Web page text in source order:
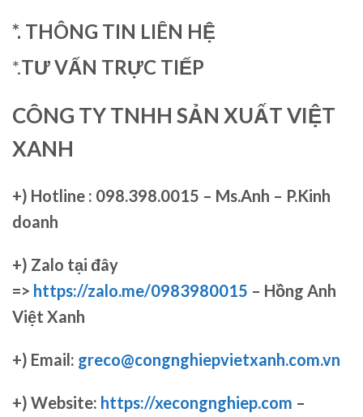
*. THÔNG TIN LIÊN HỆ
*.TƯ VẤN TRỰC TIẾP
CÔNG TY TNHH SẢN XUẤT VIỆT
XANH
+) Hotline : 098.398.0015 – Ms.Anh – P.Kinh
doanh
+) Zalo tại đây
=> https://zalo.me/0983980015 – Hồng Anh
Việt Xanh
+) Email: greco@congnghiepvietxanh.com.vn
+) Website: https://xecongnghiep.com –